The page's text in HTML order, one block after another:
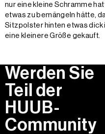
nur eine kleine Schramme
etwas zu bemängeln hätte,
Sitzpolster hinten etwas
eine kleinere Größe gekauft.
Werden Sie
Teil der
HUUB-
Community